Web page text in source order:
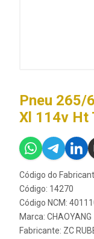
Pneu 265/
Xl 114v Ht
Código do
Código: 14270
Código NCM:
Marca: CHAOYANG
Fabricante: ZC